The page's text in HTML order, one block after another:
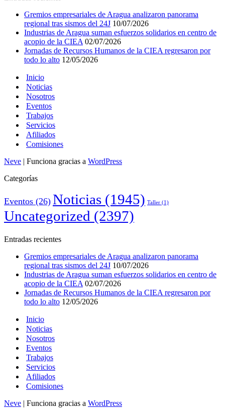
Gremios empresariales de Aragua analizaron panorama
regional tras sismos del 24J 10/07/2026
Industrias de Aragua suman esfuerzos solidarios en centro de
acopio de la CIEA 02/07/2026
Jornadas de Recursos Humanos de la CIEA regresaron por
todo lo alto 12/05/2026
Inicio
Noticias
Nosotros
Eventos
Trabajos
Servicios
Afiliados
Comisiones
Neve | Funciona gracias a WordPress
Categorías
Eventos (26) Noticias (1945) Taller (1)
Uncategorized (2397)
Entradas recientes
Gremios empresariales de Aragua analizaron panorama
regional tras sismos del 24J 10/07/2026
Industrias de Aragua suman esfuerzos solidarios en centro de
acopio de la CIEA 02/07/2026
Jornadas de Recursos Humanos de la CIEA regresaron por
todo lo alto 12/05/2026
Inicio
Noticias
Nosotros
Eventos
Trabajos
Servicios
Afiliados
Comisiones
Neve | Funciona gracias a WordPress